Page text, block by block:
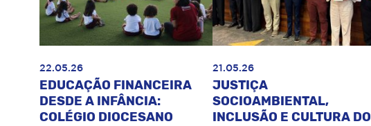
22.05.26
EDUCAÇÃO FINANCEIRA
DESDE A INFÂNCIA:
COLÉGIO DIOCESANO
21.05.26
JUSTIÇA
SOCIOAMBIENTAL,
INCLUSÃO E CULTURA DO